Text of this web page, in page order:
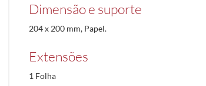
Dimensão e suporte
204 x 200 mm, Papel.
Extensões
1 Folha